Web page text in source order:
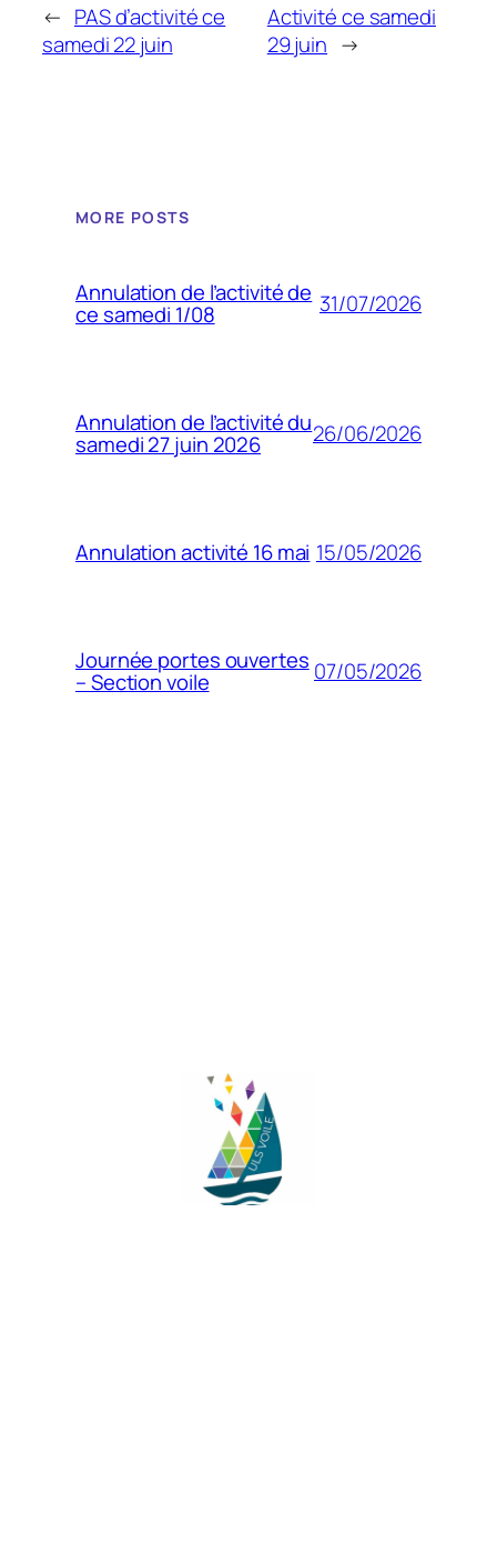
← PAS d’activité ce
samedi 22 juin
Activité ce samedi
29 juin →
MORE POSTS
Annulation de l’activité de
ce samedi 1/08 31/07/2026
Annulation de l’activité du
samedi 27 juin 2026 26/06/2026
Annulation activité 16 mai 15/05/2026
Journée portes ouvertes
– Section voile 07/05/2026